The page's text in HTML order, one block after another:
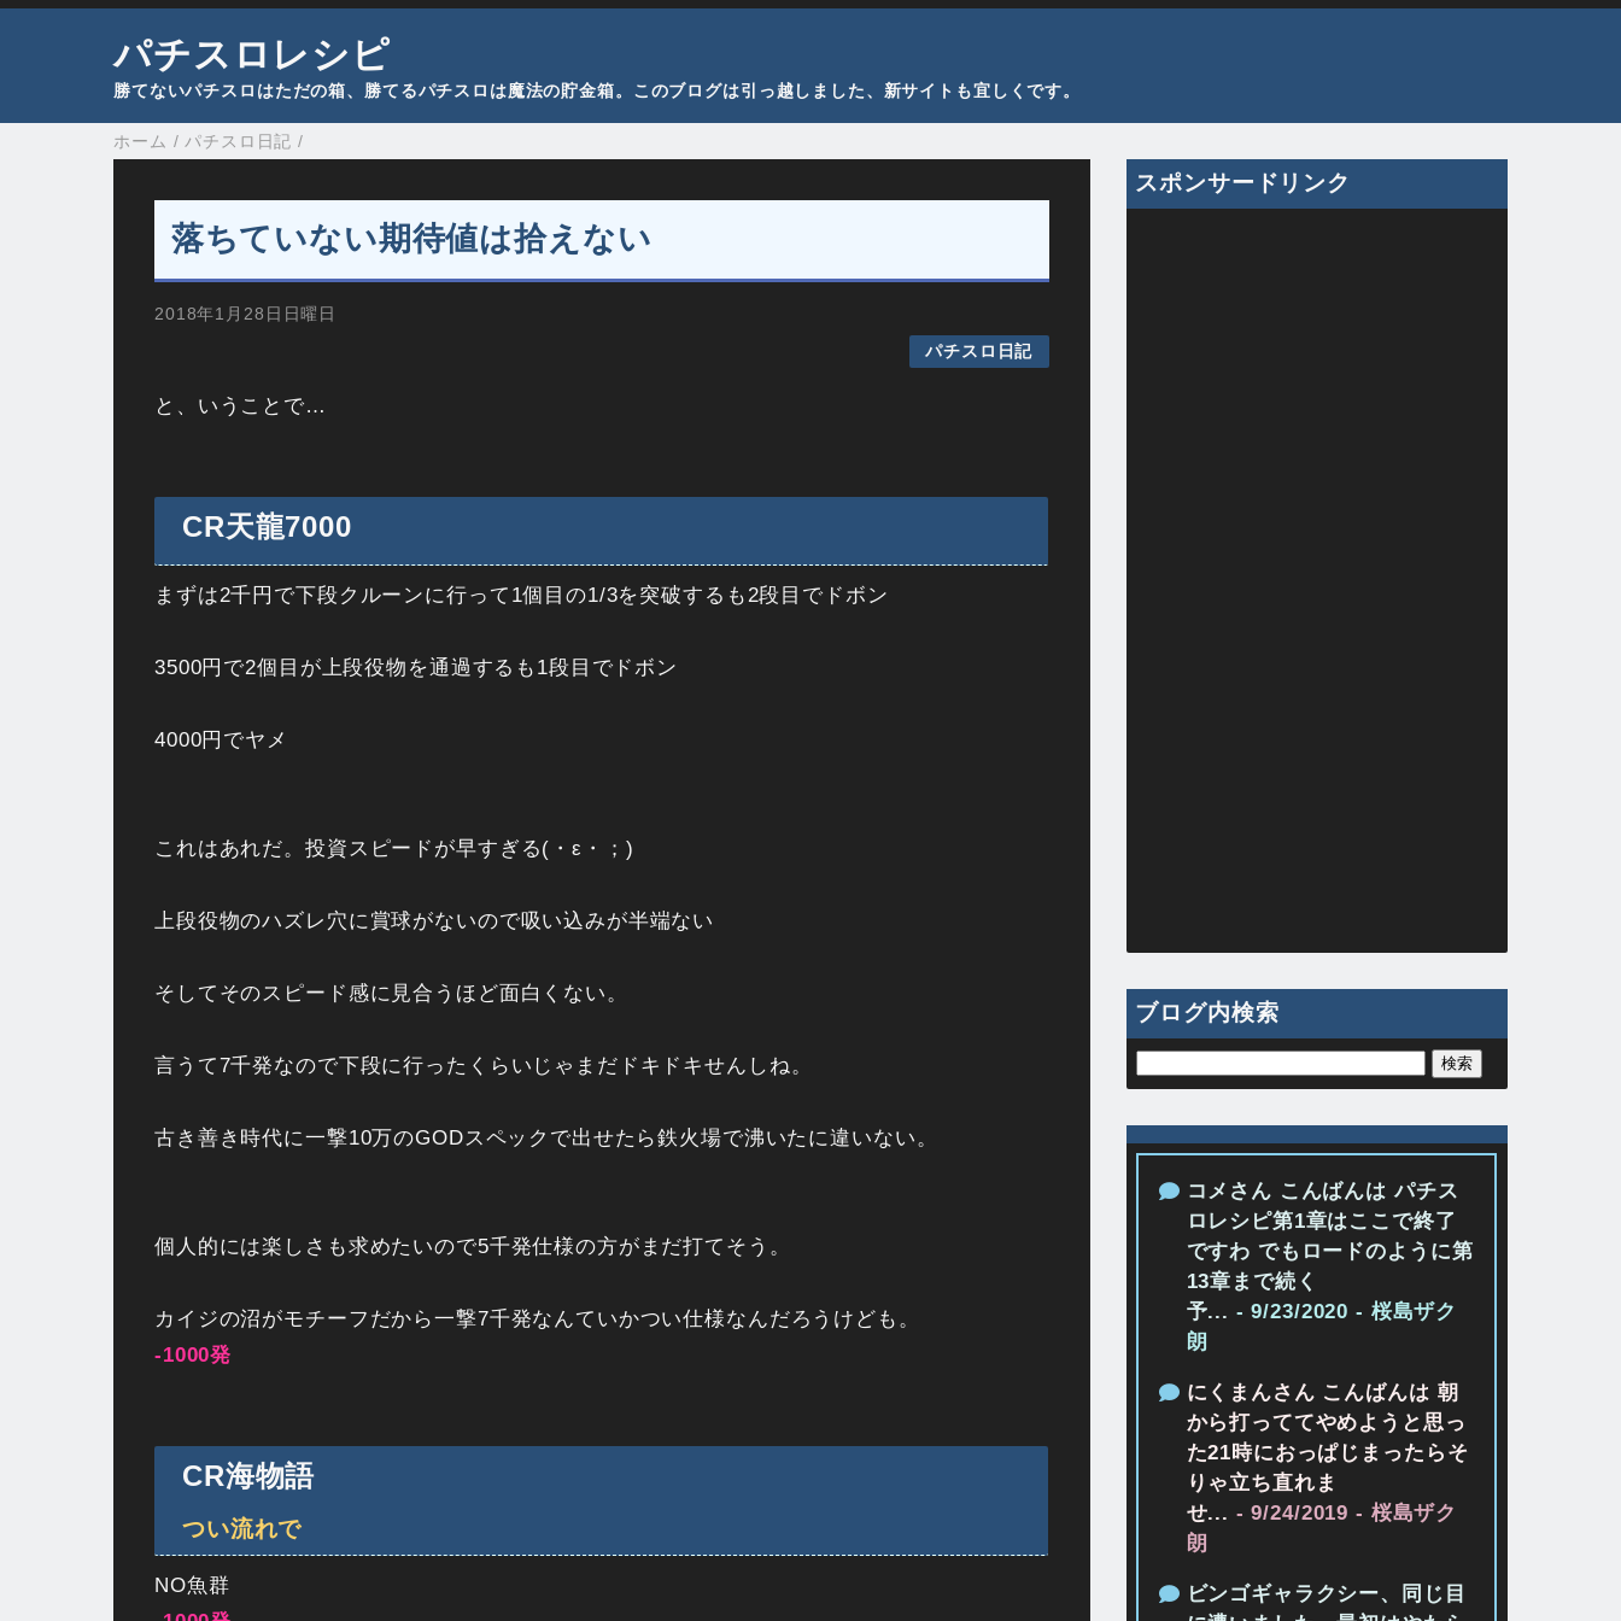
パチスロレシピ
勝てないパチスロはただの箱、勝てるパチスロは魔法の貯金箱。このブログは引っ越しました、新サイトも宜しくです。
ホーム / パチスロ日記 /
落ちていない期待値は拾えない
2018年1月28日日曜日
パチスロ日記
と、いうことで…
CR天龍7000
まずは2千円で下段クルーンに行って1個目の1/3を突破するも2段目でドボン
3500円で2個目が上段役物を通過するも1段目でドボン
4000円でヤメ
これはあれだ。投資スピードが早すぎる(・ε・；)
上段役物のハズレ穴に賞球がないので吸い込みが半端ない
そしてそのスピード感に見合うほど面白くない。
言うて7千発なので下段に行ったくらいじゃまだドキドキせんしね。
古き善き時代に一撃10万のGODスペックで出せたら鉄火場で沸いたに違いない。
個人的には楽しさも求めたいので5千発仕様の方がまだ打てそう。
カイジの沼がモチーフだから一撃7千発なんていかつい仕様なんだろうけども。
-1000発
CR海物語
つい流れで
NO魚群
スポンサードリンク
ブログ内検索
コメさん こんばんは パチス
ロレシピ第1章はここで終了
ですわ でもロードのように第
13章まで続く
予... - 9/23/2020 - 桜島ザク
朗
にくまんさん こんばんは 朝
から打っててやめようと思っ
た21時におっぱじまったらそ
りゃ立ち直れま
せ... - 9/24/2019 - 桜島ザク
朗
ビンゴギャラクシー、同じ目